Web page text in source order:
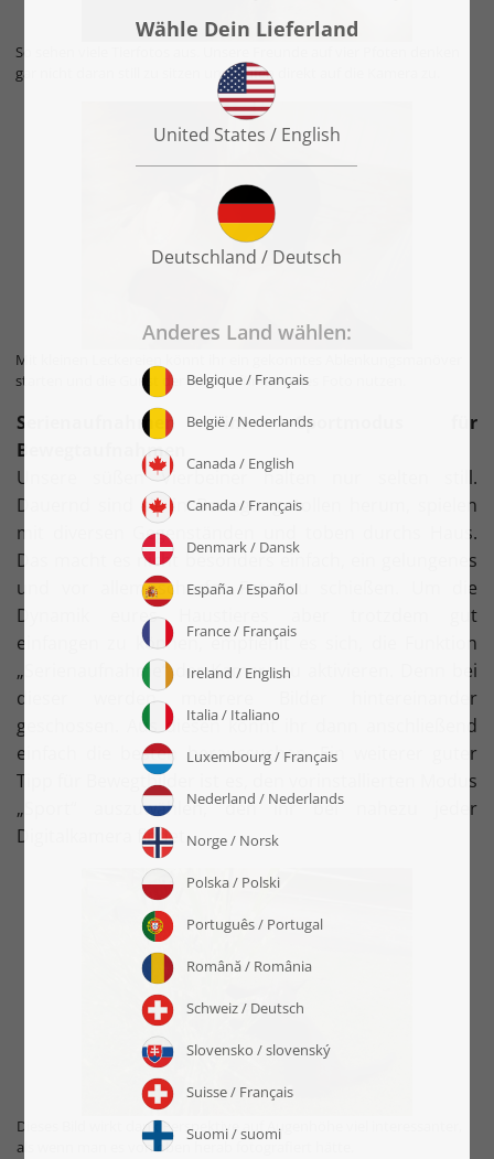
So sehen viele Tierfotos aus. Unsere Freunde auf vier Pfoten denken
gar nicht daran still zu sitzen und laufen direkt auf die Kamera zu.
Mit kleinen Leckereien könnt ihr ein gekonntes Ablenkungsmanöver
starten und die Gunst der Stunde für ein tolles Foto nutzen.
Serienaufnahmen im Sportmodus für
Bewegtaufnahmen
Unsere süßen Vierbeiner halten nur selten still.
Dauernd sind sie in Bewegung, tollen herum, spielen
mit diversen Gegenständen und toben durchs Haus.
Das macht es nicht besonders einfach, ein gelungenes
und vor allem scharfes Foto zu schießen. Um die
Dynamik eures Haustieres aber trotzdem gut
einfangen zu können, empfiehlt es sich, die Funktion
„Serienaufnahme“ der Kamera zu aktivieren. Denn bei
dieser werden mehrere Bilder hintereinander
geschossen. Aus diesen könnt ihr dann anschließend
einfach die besten heraussuchen. Ein weiterer guter
Tipp für Bewegtbilder ist es, den vorinstallierten Modus
„Sport“ auszuwählen, den ihr bei nahezu jeder
Digitalkamera findet.
Dieses Bild wirkt dank Perspektive auf Augenhöhe viel interessanter,
als wenn man es von oben herab fotografiert hätte.